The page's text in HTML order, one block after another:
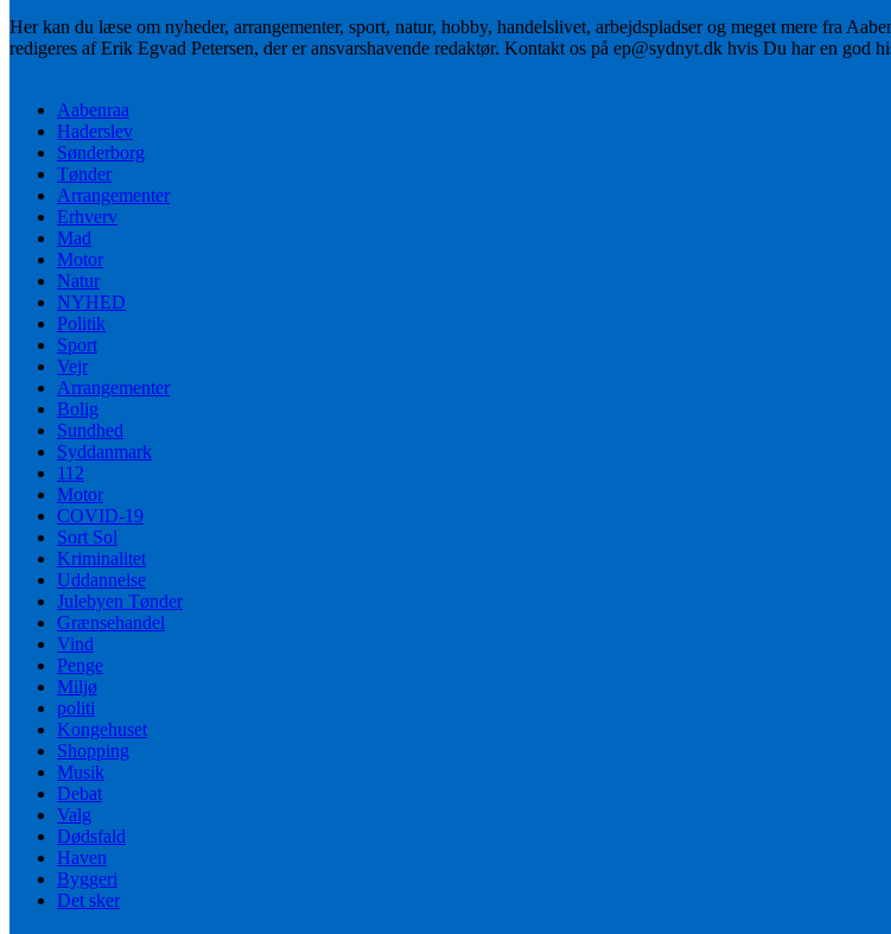
Her kan du læse om nyheder, arrangementer, sport, natur, hobby, handelslivet, arbejdspladser og meget mere fra
redigeres af Erik Egvad Petersen, der er ansvarshavende redaktør. Kontakt os på ep@sydnyt.dk hvis Du har en god
Aabenraa
Haderslev
Sønderborg
Tønder
Arrangementer
Erhverv
Mad
Motor
Natur
NYHED
Politik
Sport
Vejr
Arrangementer
Bolig
Sundhed
Syddanmark
112
Motor
COVID-19
Sort Sol
Kriminalitet
Uddannelse
Julebyen Tønder
Grænsehandel
Vind
Penge
Miljø
politi
Kongehuset
Shopping
Musik
Debat
Valg
Dødsfald
Haven
Byggeri
Det sker